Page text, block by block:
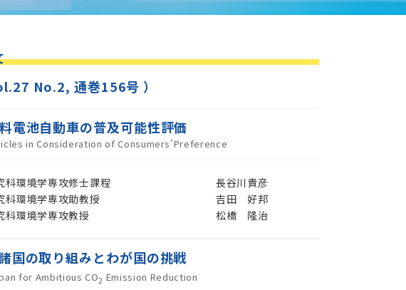
No.2, 通巻156号 ）
電池自動車の普及可能性評価
in Consideration of Consumers’Preference
科環境学専攻修士課程
長谷川貴彦
科環境学専攻助教授
吉田 好邦
科環境学専攻教授
松橋 隆治
国の取り組みとわが国の挑戦
for Ambitious CO2 Emission Reduction